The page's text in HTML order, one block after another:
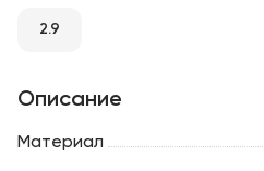
2.9
Описание
Материал